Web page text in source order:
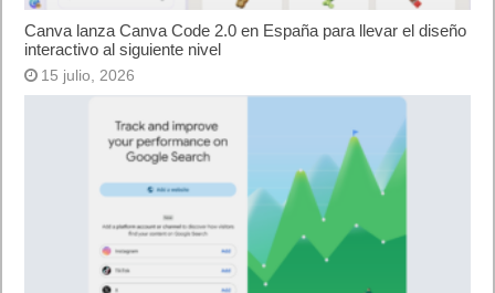
Canva lanza Canva Code 2.0 en España para llevar el diseño
interactivo al siguiente nivel
15 julio, 2026